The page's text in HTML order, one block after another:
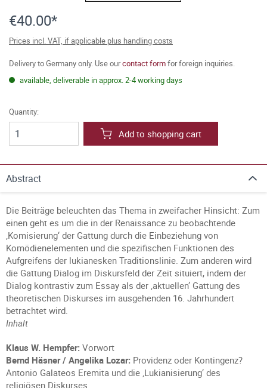
€40.00*
Prices incl. VAT, if applicable plus handling costs
Delivery to Germany only. Use ourcontact formfor foreign inquiries.
available, deliverable in approx. 2-4 working days
Quantity:
Add to shopping cart
Abstract
Die Beiträge beleuchten das Thema in zweifacher Hinsicht: Zum
einen geht es um die in der Renaissance zu beobachtende
‚Komisierung‘ der Gattung durch die Einbeziehung von
Komödienelementen und die spezifischen Funktionen des
Aufgreifens der lukianesken Traditionslinie. Zum anderen wird
die Gattung Dialog im Diskursfeld der Zeit situiert, indem der
Dialog kontrastiv zum Essay als der ‚aktuellen’ Gattung des
theoretischen Diskurses im ausgehenden 16. Jahrhundert
betrachtet wird.
Inhalt
Klaus W. Hempfer: Vorwort
Bernd Häsner / Angelika Lozar: Providenz oder Kontingenz?
Antonio Galateos Eremita und die ‚Lukianisierung‘ des
religiösen Diskurses